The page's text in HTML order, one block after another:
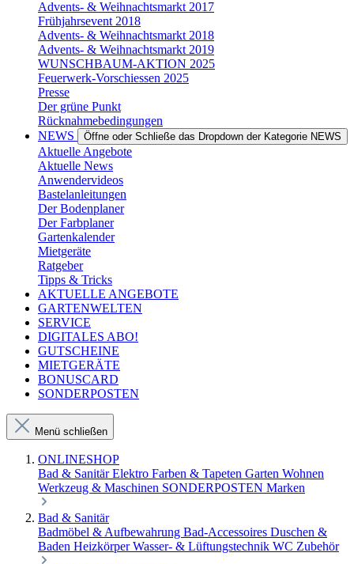
Advents- & Weihnachtsmarkt 2017
Frühjahrsevent 2018
Advents- & Weihnachtsmarkt 2018
Advents- & Weihnachtsmarkt 2019
WUNSCHBAUM-AKTION 2025
Feuerwerk-Vorschiessen 2025
Presse
Der grüne Punkt
Rücknahmebedingungen
NEWS
Öffne oder Schließe das Dropdown der Kategorie NEWS
Aktuelle Angebote
Aktuelle News
Anwendervideos
Bastelanleitungen
Der Bodenplaner
Der Farbplaner
Gartenkalender
Mietgeräte
Ratgeber
Tipps & Tricks
AKTUELLE ANGEBOTE
GARTENWELTEN
SERVICE
DIGITALES ABO!
GUTSCHEINE
MIETGERÄTE
BONUSCARD
SONDERPOSTEN
Menü schließen
ONLINESHOP
Bad & SanitärElektro Farben & Tapeten Garten Wohnen
Werkzeug & Maschinen SONDERPOSTEN Marken
Bad & Sanitär
Badmöbel & Aufbewahrung Bad-Accessoires Duschen &
Baden HeizkörperWasser- & Lüftungstechnik WC Zubehör